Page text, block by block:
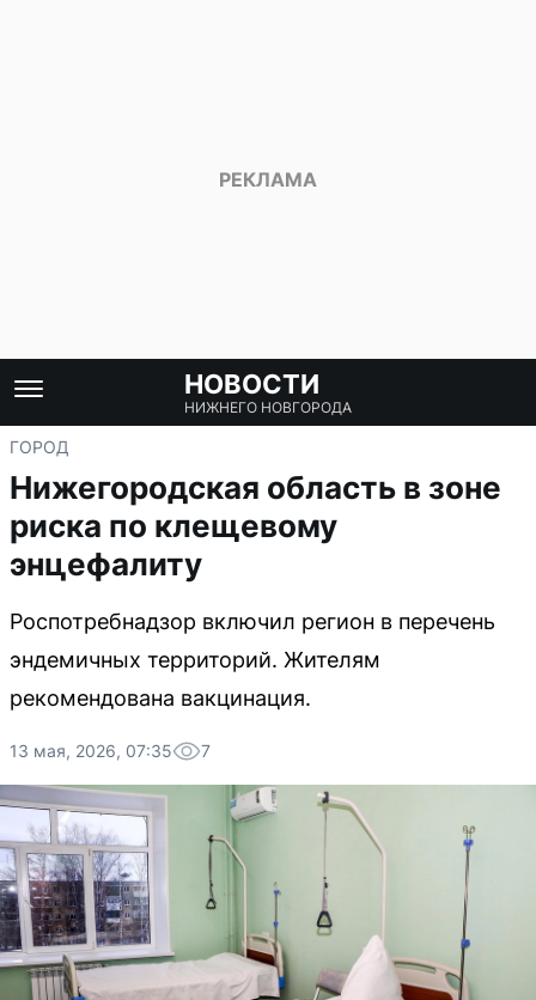
НОВОСТИ
НИЖНЕГО НОВГОРОДА
ГОРОД
Нижегородская область в зоне
риска по клещевому
энцефалиту
Роспотребнадзор включил регион в перечень
эндемичных территорий. Жителям
рекомендована вакцинация.
13 мая, 2026, 07:35 7